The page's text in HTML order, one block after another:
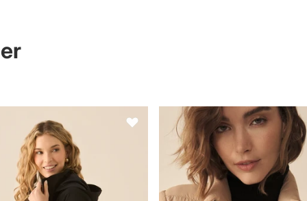
Favoritos
Chaqueta abullonada para mujer -